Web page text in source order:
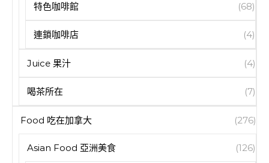
特色咖啡館 (68)
連鎖咖啡店 (4)
Juice 果汁 (4)
喝茶所在 (7)
Food 吃在加拿大 (276)
Asian Food 亞洲美食 (126)